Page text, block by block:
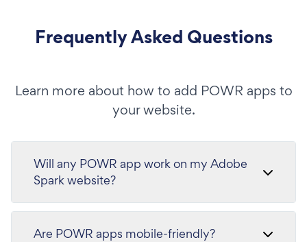
Frequently Asked Questions
Learn more about how to add POWR apps to
your website.
Will any POWR app work on my Adobe
Spark website?
Are POWR apps mobile-friendly?